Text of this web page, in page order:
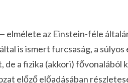
elmélete az Einstein-féle
is ismert furcsaság, a súlyos
a fizika (akkori) fővonalából
előző előadásában